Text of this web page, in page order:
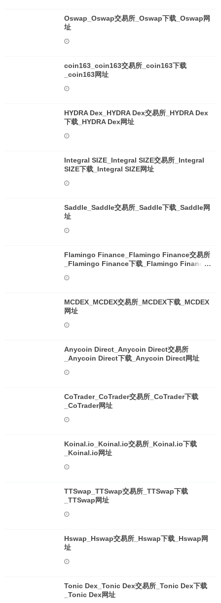
Oswap_Oswap交易所_Oswap下载_Oswap网
址
coin163_coin163交易所_coin163下载
_coin163网址
HYDRA Dex_HYDRA Dex交易所_HYDRA Dex
下载_HYDRA Dex网址
Integral SIZE_Integral SIZE交易所_Integral
SIZE下载_Integral SIZE网址
Saddle_Saddle交易所_Saddle下载_Saddle网
址
Flamingo Finance_Flamingo Finance交易所
_Flamingo Finance下载_Flamingo Finance
MCDEX_MCDEX交易所_MCDEX下载_MCDEX
网址
Anycoin Direct_Anycoin Direct交易所
_Anycoin Direct下载_Anycoin Direct网址
CoTrader_CoTrader交易所_CoTrader下载
_CoTrader网址
Koinal.io_Koinal.io交易所_Koinal.io下载
_Koinal.io网址
TTSwap_TTSwap交易所_TTSwap下载
_TTSwap网址
Hswap_Hswap交易所_Hswap下载_Hswap网
址
Tonic Dex_Tonic Dex交易所_Tonic Dex下载
_Tonic Dex网址